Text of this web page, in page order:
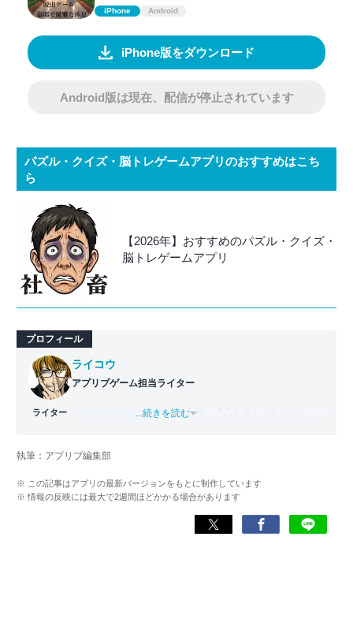
iPhone Android
iPhone版をダウンロード
Android版は現在、配信が停止されています
パズル・クイズ・脳トレゲームアプリのおすすめはこち
ら
【2026年】おすすめのパズル・クイズ・
脳トレゲームアプリ
プロフィール
ライター
ライコウ
アプリブゲーム担当ライター
バンタンゲームアカデミー 出身。「広く深く」をモットー
ゲームだけでも1,000本以上。ゲーム開発者を目指した経験
くして面白さを引き出し、人々に伝えるためゲームライタ
ーへと転向。
複数のゲームメディアの立ち上げや運営に携わるほか、ゲ
...続きを読む
執筆：アプリブ編集部
※ この記事はアプリの最新バージョンをもとに制作しています
※ 情報の反映には最大で2週間ほどかかる場合があります